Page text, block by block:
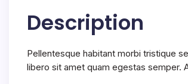
Description
Pellentesque habitant morbi tristique
libero sit amet quam egestas semper.